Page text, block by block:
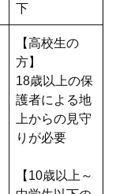
下
【高校生の
方】
18歳以上の保
護者による地
上からの見守
りが必要
【10歳以上～